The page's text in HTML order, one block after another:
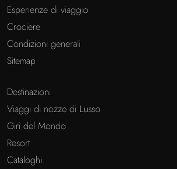
Esperienze di viaggio
Crociere
Condizioni generali
Sitemap
Destinazioni
Viaggi di nozze di Lusso
Giri del Mondo
Resort
Cataloghi